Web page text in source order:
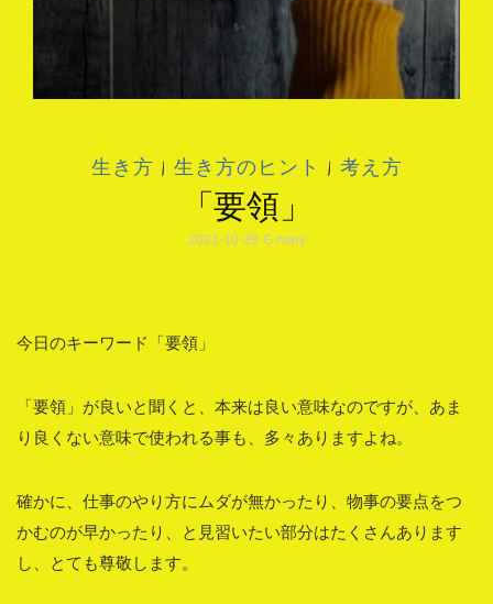
生き方 | 生き方のヒント | 考え方
「要領」
2021-10-28 G.mary
今日のキーワード「要領」
「要領」が良いと聞くと、本来は良い意味なのですが、あま
り良くない意味で使われる事も、多々ありますよね。
確かに、仕事のやり方にムダが無かったり、物事の要点をつ
かむのが早かったり、と見習いたい部分はたくさんあります
し、とても尊敬します。